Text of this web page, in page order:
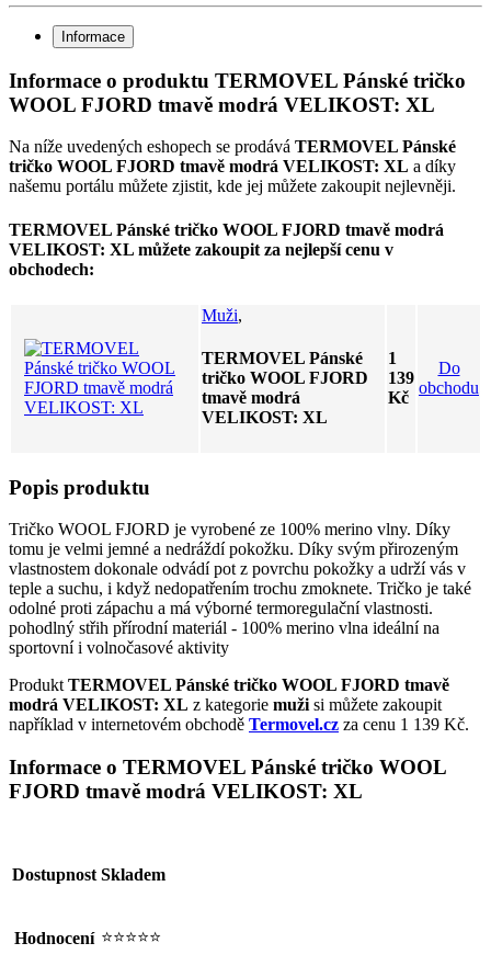
Informace
Informace o produktu TERMOVEL Pánské tričko
WOOL FJORD tmavě modrá VELIKOST: XL
Na níže uvedených eshopech se prodává TERMOVEL Pánské
tričko WOOL FJORD tmavě modrá VELIKOST: XL a díky
našemu portálu můžete zjistit, kde jej můžete zakoupit nejlevněji.
TERMOVEL Pánské tričko WOOL FJORD tmavě modrá
VELIKOST: XL můžete zakoupit za nejlepší cenu v
obchodech:
Muži,
TERMOVEL Pánské
tričko WOOL FJORD
tmavě modrá
VELIKOST: XL
1
139
Kč
Do
obchodu
Popis produktu
Tričko WOOL FJORD je vyrobené ze 100% merino vlny. Díky
tomu je velmi jemné a nedráždí pokožku. Díky svým přirozeným
vlastnostem dokonale odvádí pot z povrchu pokožky a udrží vás v
teple a suchu, i když nedopatřením trochu zmoknete. Tričko je také
odolné proti zápachu a má výborné termoregulační vlastnosti.
pohodlný střih přírodní materiál - 100% merino vlna ideální na
sportovní i volnočasové aktivity
Produkt TERMOVEL Pánské tričko WOOL FJORD tmavě
modrá VELIKOST: XL z kategorie muži si můžete zakoupit
například v internetovém obchodě Termovel.cz za cenu 1 139 Kč.
Informace o TERMOVEL Pánské tričko WOOL
FJORD tmavě modrá VELIKOST: XL
Dostupnost Skladem
Hodnocení ⭐⭐⭐⭐⭐